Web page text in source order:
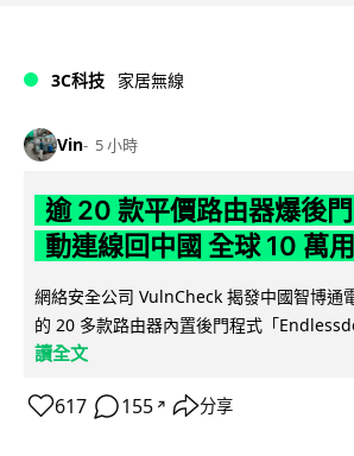
3C科技 家居無線
Vin 5 小時
逾 20 款平價路由器爆後
動連線回中國 全球 10 萬
網絡安全公司 VulnCheck 揭發中國智博通
的 20 多款路由器內置後門程式「
讀全文
617 155 ↗ 分享